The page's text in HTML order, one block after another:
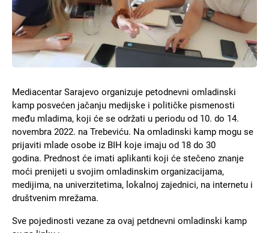
Mediacentar Sarajevo organizuje petodnevni omladinski
kamp posvećen jačanju medijske i političke pismenosti
među mladima, koji će se održati u periodu od 10. do 14.
novembra 2022. na Trebeviću. Na omladinski kamp mogu se
prijaviti mlade osobe iz BIH koje imaju od 18 do 30
godina. Prednost će imati aplikanti koji će stečeno znanje
moći prenijeti u svojim omladinskim organizacijama,
medijima, na univerzitetima, lokalnoj zajednici, na internetu i
društvenim mrežama.
Sve pojedinosti vezane za ovaj petdnevni omladinski kamp